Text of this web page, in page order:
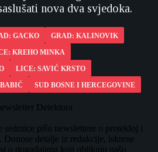
nova dva svjedoka.
GACKO
GRAD: KALINOVIK
KREHO MINKA
LICE: SAVIĆ KRSTO
SUD BOSNE I HERCEGOVINE
Detektora
sedmice pišu newslettere o protekloj i
Donose detalje iz redakcije, iskrene
o događajima koji oblikuju našu